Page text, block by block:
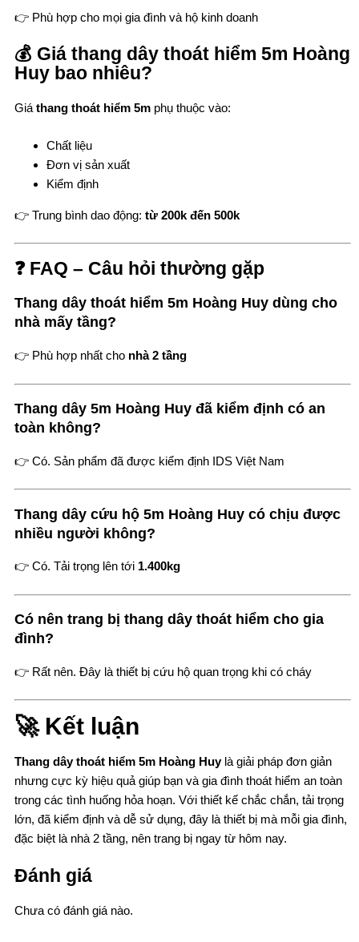
👉 Phù hợp cho mọi gia đình và hộ kinh doanh
💰 Giá thang dây thoát hiểm 5m Hoàng
Huy bao nhiêu?
Giá thang thoát hiểm 5m phụ thuộc vào:
Chất liệu
Đơn vị sản xuất
Kiểm định
👉 Trung bình dao động: từ 200k đến 500k
❓ FAQ – Câu hỏi thường gặp
Thang dây thoát hiểm 5m Hoàng Huy dùng cho
nhà mấy tầng?
👉 Phù hợp nhất cho nhà 2 tầng
Thang dây 5m Hoàng Huy đã kiểm định có an
toàn không?
👉 Có. Sản phẩm đã được kiểm định IDS Việt Nam
Thang dây cứu hộ 5m Hoàng Huy có chịu được
nhiều người không?
👉 Có. Tải trọng lên tới 1.400kg
Có nên trang bị thang dây thoát hiểm cho gia
đình?
👉 Rất nên. Đây là thiết bị cứu hộ quan trọng khi có cháy
🚀 Kết luận
Thang dây thoát hiểm 5m Hoàng Huylà giải pháp đơn giản
nhưng cực kỳ hiệu quả giúp bạn và gia đình thoát hiểm an toàn
trong các tình huống hỏa hoạn. Với thiết kế chắc chắn, tải trọng
lớn, đã kiểm định và dễ sử dụng, đây là thiết bị mà mỗi gia đình,
đặc biệt là nhà 2 tầng, nên trang bị ngay từ hôm nay.
Đánh giá
Chưa có đánh giá nào.